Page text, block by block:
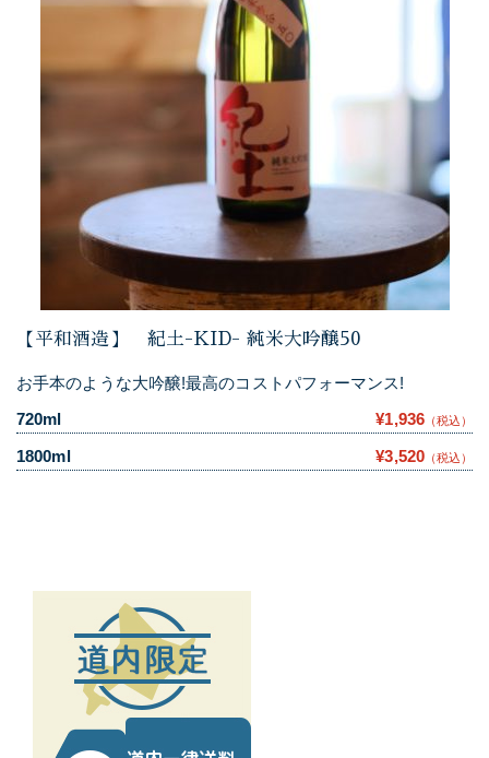
【平和酒造】 紀土-KID- 純米大吟醸50
お手本のような大吟醸!最高のコストパフォーマンス!
720ml
¥1,936 （税込）
1800ml ¥3,520 （税込）